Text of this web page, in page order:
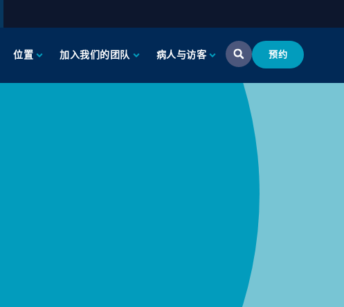
位置 加入我们的团队 病人与访客 预约